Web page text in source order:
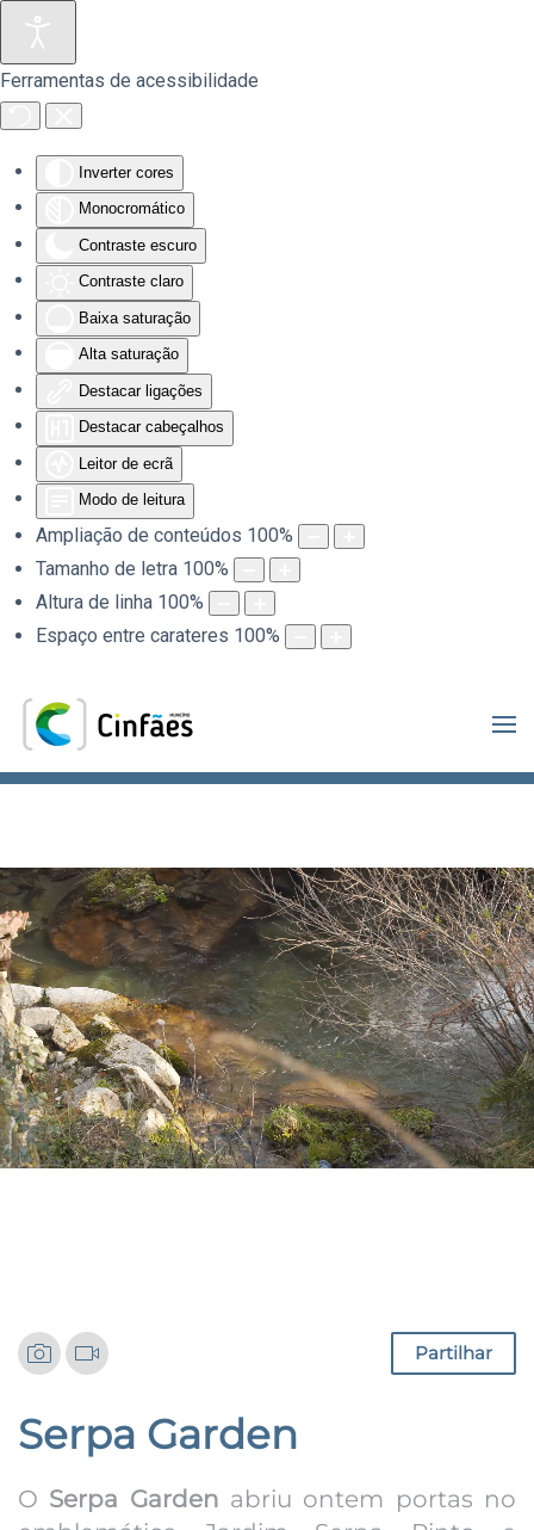
Ferramentas de acessibilidade
Inverter cores
Monocromático
Contraste escuro
Contraste claro
Baixa saturação
Alta saturação
Destacar ligações
Destacar cabeçalhos
Leitor de ecrã
Modo de leitura
Ampliação de conteúdos 100%
Tamanho de letra 100%
Altura de linha 100%
Espaço entre carateres 100%
Saltar para o conteúdo principal
.
Partilhar
Serpa Garden
O Serpa Garden abriu ontem portas no